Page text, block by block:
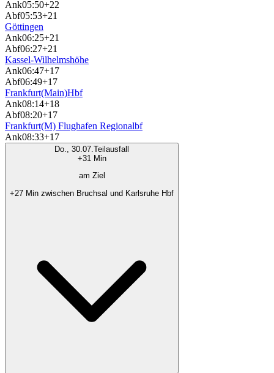
Ank05:50+22
Abf05:53+21
Göttingen
Ank06:25+21
Abf06:27+21
Kassel-Wilhelmshöhe
Ank06:47+17
Abf06:49+17
Frankfurt(Main)Hbf
Ank08:14+18
Abf08:20+17
Frankfurt(M) Flughafen Regionalbf
Ank08:33+17
Do., 30.07.Teilausfall
+31 Min
am Ziel
+27 Min zwischen Bruchsal und Karlsruhe Hbf